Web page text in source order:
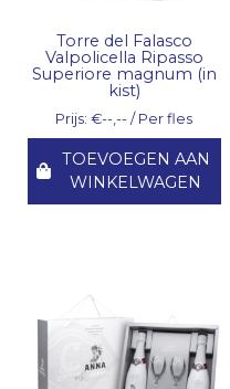
Torre del Falasco
Valpolicella Ripasso
Superiore magnum (in
kist)
Prijs: €--,-- / Per fles
TOEVOEGEN AAN
WINKELWAGEN